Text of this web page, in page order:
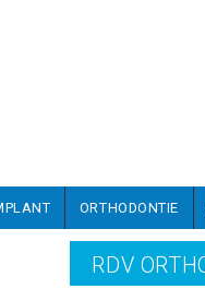
ORTHODONTIE
RDV